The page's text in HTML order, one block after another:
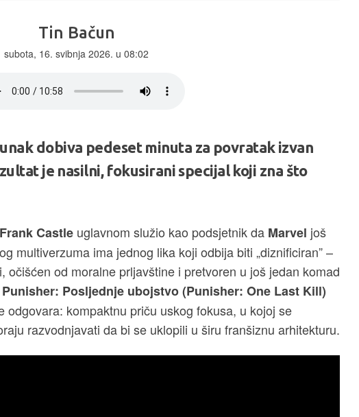
Tin Bačun
subota, 16. svibnja 2026. u 08:02
dobiva pedeset minuta za povratak izvan
je nasilni, fokusirani specijal koji zna što
Frank Castleuglavnom služio kao podsjetnik da Marvel još
multiverzuma ima jednog lika koji odbija biti „diznificiran” –
očišćen od moralne prljavštine i pretvoren u još jedan komad
Punisher: Posljednje ubojstvo (Punisher: One Last Kill)
odgovara: kompaktnu priču uskog fokusa, u kojoj se
razvodnjavati da bi se uklopili u širu franšiznu arhitekturu.